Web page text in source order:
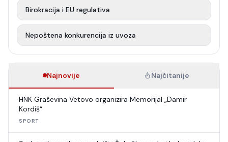
Birokracija i EU regulativa
Nepoštena konkurencija iz uvoza
Najnovije Najčitanije
HNK Graševina Vetovo organizira Memorijal „Damir
Kordiš“
SPORT